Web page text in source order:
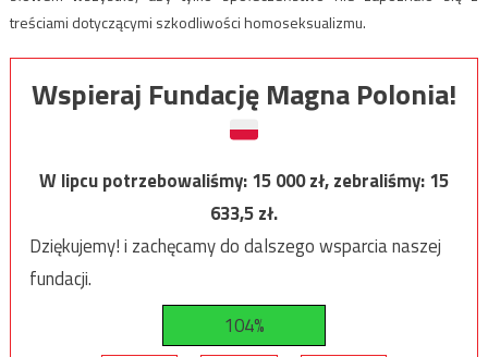
treściami dotyczącymi szkodliwości homoseksualizmu.
Wspieraj Fundację Magna Polonia!
W lipcu potrzebowaliśmy:15 000zł, zebraliśmy:15
633,5zł.
Dziękujemy! i zachęcamy do dalszego wsparcia naszej
fundacji.
104%